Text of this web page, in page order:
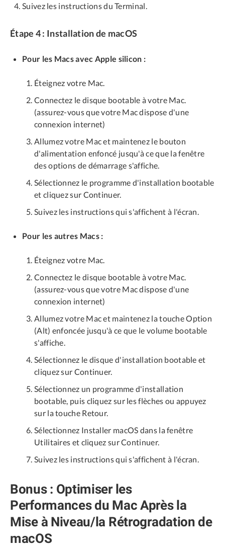
Suivez les instructions du Terminal.
Étape 4 : Installation de macOS
Pour les Macs avec Apple silicon :
Éteignez votre Mac.
Connectez le disque bootable à votre Mac.
(assurez-vous que votre Mac dispose d'une
connexion internet)
Allumez votre Mac et maintenez le bouton
d'alimentation enfoncé jusqu'à ce que la fenêtre
des options de démarrage s'affiche.
Sélectionnez le programme d'installation bootable
et cliquez sur Continuer.
Suivez les instructions qui s'affichent à l'écran.
Pour les autres Macs :
Éteignez votre Mac.
Connectez le disque bootable à votre Mac.
(assurez-vous que votre Mac dispose d'une
connexion internet)
Allumez votre Mac et maintenez la touche Option
(Alt) enfoncée jusqu'à ce que le volume bootable
s'affiche.
Sélectionnez le disque d'installation bootable et
cliquez sur Continuer.
Sélectionnez un programme d'installation
bootable, puis cliquez sur les flèches ou appuyez
sur la touche Retour.
Sélectionnez Installer macOS dans la fenêtre
Utilitaires et cliquez sur Continuer.
Suivez les instructions qui s'affichent à l'écran.
Bonus : Optimiser les
Performances du Mac Après la
Mise à Niveau/la Rétrogradation de
macOS